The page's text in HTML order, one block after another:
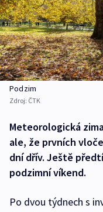
Podzim
Zdroj: ČTK
Meteorologická
ale, že prvních
dní dřív. Ještě
podzimní víkend.
Po dvou týdnech s